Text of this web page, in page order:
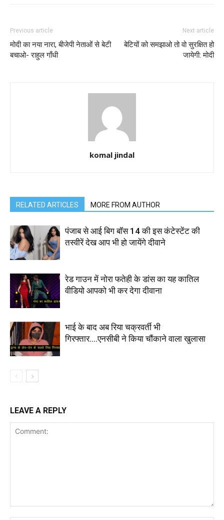
Previous article
मोदी का नया नारा, बीजेपी नेताओं से बेटी
बचाओ- राहुल गाँधी
Next article
बेटियों को समझाओ तो वो सुरक्षित हो
जायेगी: मोदी
komal jindal
RELATED ARTICLES MORE FROM AUTHOR
पंजाब से आई बिग बॉस 14 की इस कंटेस्टेंट की
तस्वीरें देख आप भी हो जायेंगे दीवाने
रेड गाउन में नोरा फतेही के डांस का यह कातिल
वीडियो आपको भी कर देगा दीवाना
भाई के बाद अब रिया चक्रवर्ती भी
गिरफ्तार….एनसीबी ने किया चौंकाने वाला खुलासा
LEAVE A REPLY